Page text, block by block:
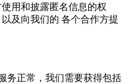
用和披露匿名信息的权
及向我们的 各个合作方提
务正常，我们需要获得包括